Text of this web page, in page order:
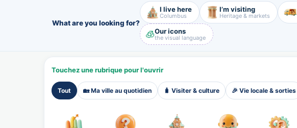
What are you looking for?
I live here
Columbus
I’m visiting
Heritage & markets
🧊Our icons
the visual language
Touchez une rubrique pour l'ouvrir
Tout 🏡 Ma ville au quotidien 🧳 Visiter & culture 🎉 Vie locale & sorties